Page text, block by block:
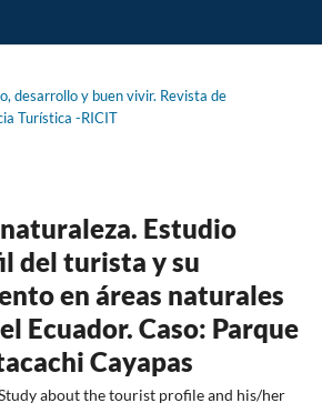
desarrollo y buen vivir. Revista de
Turística -RICIT
Estudio
del turista y su
en áreas naturales
Ecuador. Caso: Parque
Cayapas
about the tourist profile and his/her